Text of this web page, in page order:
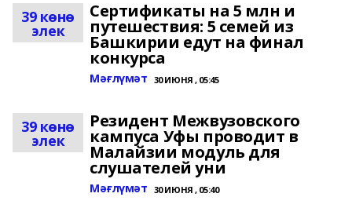
39 көнө
элек
Сертификаты на 5 млн и
путешествия: 5 семей из
Башкирии едут на финал
конкурса
Мәғлүмәт 30 ИЮНЯ , 05:45
39 көнө
элек
Резидент Межвузовского
кампуса Уфы проводит в
Малайзии модуль для
слушателей уни
Мәғлүмәт 30 ИЮНЯ , 05:40